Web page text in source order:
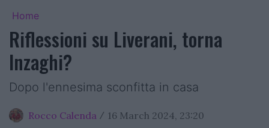
Home
Riflessioni su Liverani, torna
Inzaghi?
Dopo l'ennesima sconfitta in casa
Rocco Calenda / 16 March 2024, 23:20